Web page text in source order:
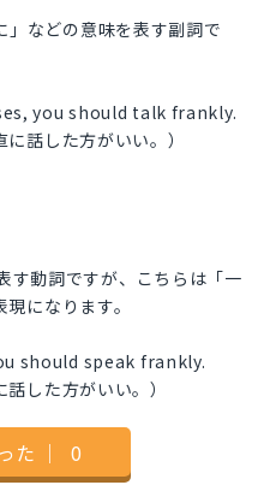
などの意味を表す副詞で
you should talk frankly.
話した方がいい。）
す動詞ですが、こちらは「一
になります。
should speak frankly.
した方がいい。）
た ｜ 0